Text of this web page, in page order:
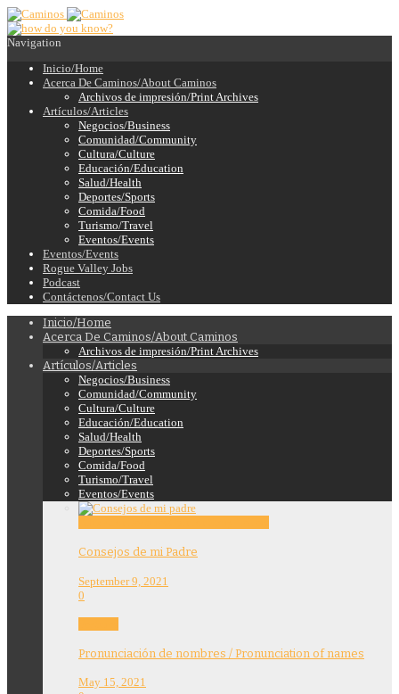
Navigation
Inicio/Home
Acerca De Caminos/About Caminos
Archivos de impresión/Print Archives
Artículos/Articles
Negocios/Business
Comunidad/Community
Cultura/Culture
Educación/Education
Salud/Health
Deportes/Sports
Comida/Food
Turismo/Travel
Eventos/Events
Eventos/Events
Rogue Valley Jobs
Podcast
Contáctenos/Contact Us
Inicio/Home
Acerca De Caminos/About Caminos
Archivos de impresión/Print Archives
Artículos/Articles
Negocios/Business
Comunidad/Community
Cultura/Culture
Educación/Education
Salud/Health
Deportes/Sports
Comida/Food
Turismo/Travel
Eventos/Events
Consejos de mi Padre
September 9, 2021
0
Pronunciación de nombres / Pronunciation of names
May 15, 2021